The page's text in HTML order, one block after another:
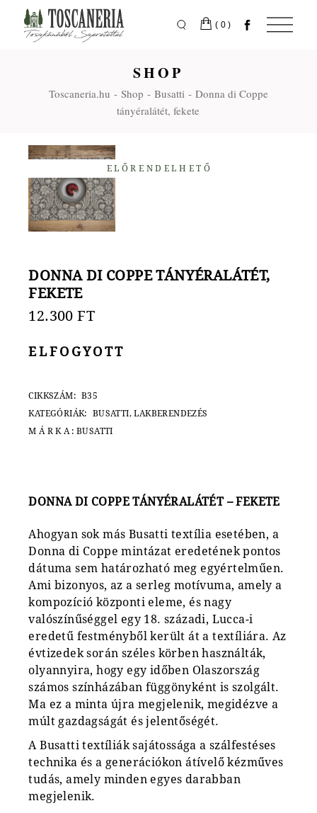
content
(0)
SHOP
Toscaneria.hu Shop Busatti
Donna di Coppe
tányéralátét, fekete
ELŐRENDELHETŐ
DONNA DI COPPE TÁNYÉRALÁTÉT,
FEKETE
12.300FT
ELFOGYOTT
CIKKSZÁM: B35
KATEGÓRIÁK:
BUSATTI,LAKBERENDEZÉS
MÁRKA: BUSATTI
DONNA DI COPPE TÁNYÉRALÁTÉT – FEKETE
Ahogyan sok más Busatti textília esetében, a
Donna di Coppe mintázat eredetének pontos
dátuma sem határozható meg egyértelműen.
Ami bizonyos, az a serleg motívuma, amely a
kompozíció központi eleme, és nagy
valószínűséggel egy 18. századi, Lucca-i
eredetű festményből került át a textíliára. Az
évtizedek során széles körben használták,
olyannyira, hogy egy időben Olaszország
számos színházában függönyként is szolgált.
Ma ez a minta újra megjelenik, megidézve a
múlt gazdagságát és jelentőségét.
A Busatti textíliák sajátossága a szálfestéses
technika és a generációkon átívelő kézműves
tudás, amely minden egyes darabban
megjelenik.